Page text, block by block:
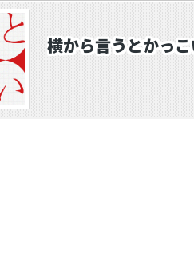
横から言うとかっ